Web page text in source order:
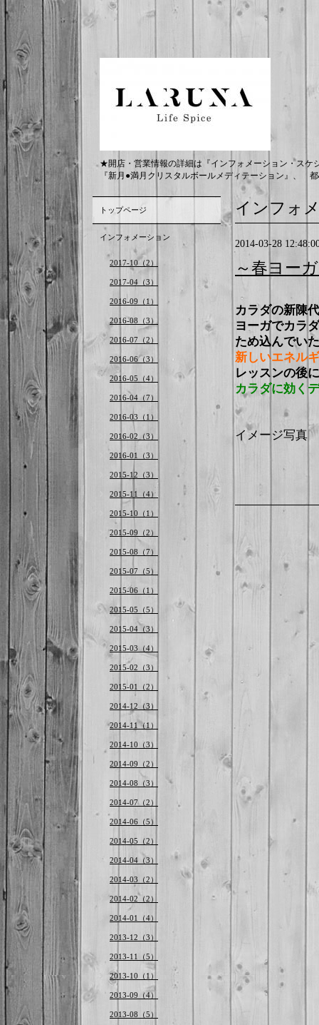
★開店・営業情報の詳細は『インフォメーション・ス
『新月●満月クリスタルボールメディテーション』、
インフォ
2014-03-28
～春ヨー
カラダの新陳
ヨーガでカラ
ため込んでい
新しいエネル
レッスンの後
カラダに効く
イメージ写真
トップページ
インフォメーション
2017-10（2）
2017-04（3）
2016-09（1）
2016-08（3）
2016-07（2）
2016-06（3）
2016-05（4）
2016-04（7）
2016-03（1）
2016-02（3）
2016-01（3）
2015-12（3）
2015-11（4）
2015-10（1）
2015-09（2）
2015-08（7）
2015-07（5）
2015-06（1）
2015-05（5）
2015-04（3）
2015-03（4）
2015-02（3）
2015-01（2）
2014-12（3）
2014-11（1）
2014-10（3）
2014-09（2）
2014-08（3）
2014-07（2）
2014-06（5）
2014-05（2）
2014-04（3）
2014-03（2）
2014-02（2）
2014-01（4）
2013-12（3）
2013-11（5）
2013-10（1）
2013-09（4）
2013-08（5）